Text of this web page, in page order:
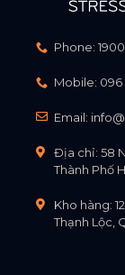
Phone:
Mobile: 096
Email:
Địa chỉ: 58
Thành Phố
Kho hàng:
Thạnh Lộc,